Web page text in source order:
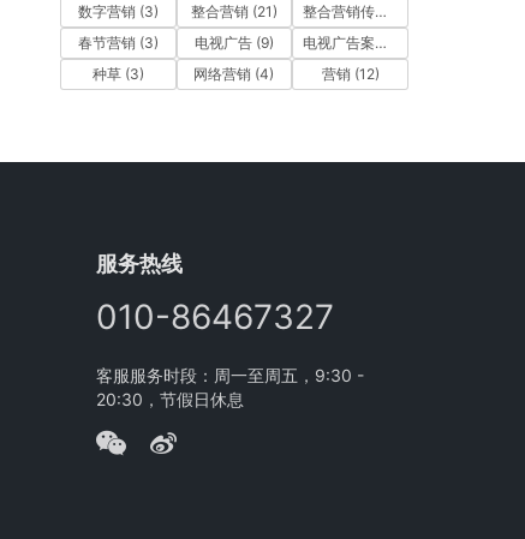
数字营销(3) 整合营销(21) 整合营销传播
春节营销(3) 电视广告(9) 电视广告案例
种草(3) 网络营销 (4) 营销(12)
服务热线
010-86467327
客服服务时段：周一至周五，9:30 -
20:30，节假日休息